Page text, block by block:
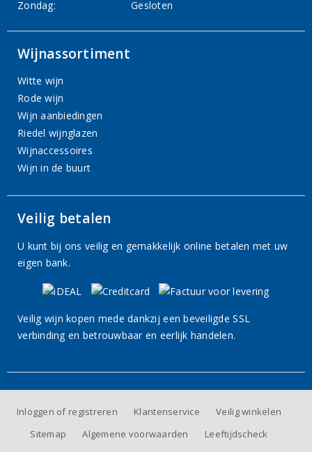
Zondag:
Gesloten
Wijnassortiment
Witte wijn
Rode wijn
Wijn aanbiedingen
Riedel wijnglazen
Wijnaccessoires
Wijn in de buurt
Veilig betalen
U kunt bij ons veilig en gemakkelijk online betalen met uw
eigen bank.
Veilig wijn kopen mede dankzij een beveiligde SSL
verbinding en betrouwbaar en eerlijk handelen.
Inloggen of registreren Klantenservice
Veilig winkelen
Sitemap
Algemene voorwaarden
Leeftijdscheck